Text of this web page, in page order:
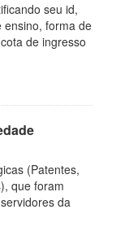
seu id,
ensino, forma de
de ingresso
(Patentes,
que foram
da